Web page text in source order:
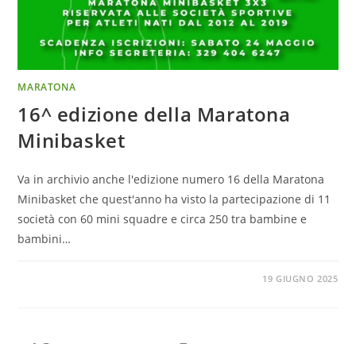
MARATONA
16^ edizione della Maratona
Minibasket
Va in archivio anche l'edizione numero 16 della Maratona
Minibasket che quest'anno ha visto la partecipazione di 11
società con 60 mini squadre e circa 250 tra bambine e
bambini…
19 GIUGNO 2025